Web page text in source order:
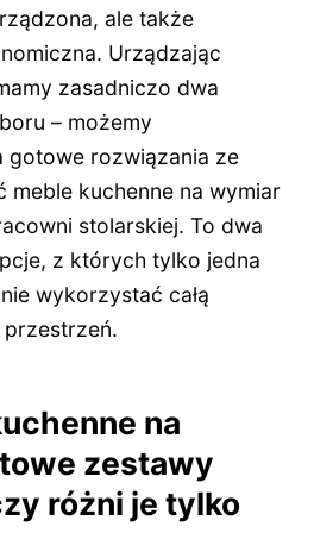
ale także
Urządzając
zasadniczo dwa
– możemy
gotowe rozwiązania ze
meble kuchenne na wymiar
stolarskiej. To dwa
z których tylko jedna
wykorzystać całą
na
zestawy
różni je tylko